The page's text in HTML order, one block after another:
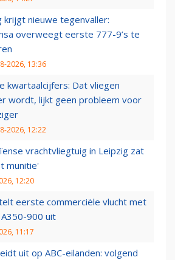
krijgt nieuwe tegenvaller:
overweegt eerste 777-9’s te
2026, 13:36
kwartaalcijfers: Dat vliegen
wordt, lijkt geen probleem voor
2026, 12:22
vrachtvliegtuig in Leipzig zat
munitie'
12:20
eerste commerciële vlucht met
900 uit
11:17
uit op ABC-eilanden: volgend